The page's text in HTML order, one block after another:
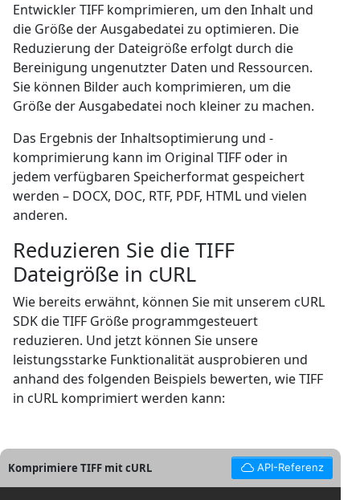
Entwickler TIFF komprimieren, um den Inhalt und
die Größe der Ausgabedatei zu optimieren. Die
Reduzierung der Dateigröße erfolgt durch die
Bereinigung ungenutzter Daten und Ressourcen.
Sie können Bilder auch komprimieren, um die
Größe der Ausgabedatei noch kleiner zu machen.
Das Ergebnis der Inhaltsoptimierung und -
komprimierung kann im Original TIFF oder in
jedem verfügbaren Speicherformat gespeichert
werden – DOCX, DOC, RTF, PDF, HTML und vielen
anderen.
Reduzieren Sie die TIFF
Dateigröße in cURL
Wie bereits erwähnt, können Sie mit unserem cURL
SDK die TIFF Größe programmgesteuert
reduzieren. Und jetzt können Sie unsere
leistungsstarke Funktionalität ausprobieren und
anhand des folgenden Beispiels bewerten, wie TIFF
in cURL komprimiert werden kann:
Komprimiere TIFF mit cURL API-Referenz